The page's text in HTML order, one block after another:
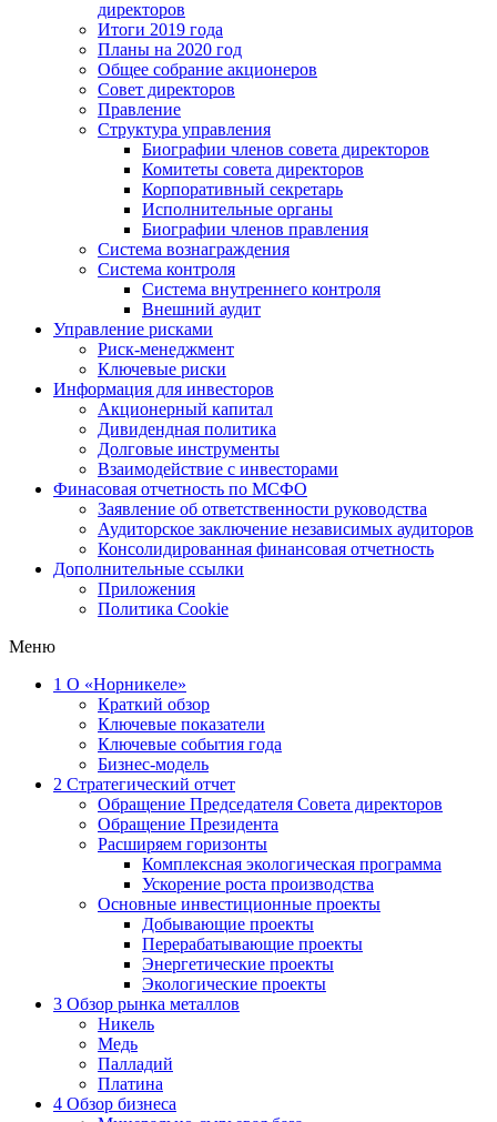
директоров
Итоги 2019 года
Планы на 2020 год
Общее собрание акционеров
Совет директоров
Правление
Структура управления
Биографии членов совета директоров
Комитеты совета директоров
Корпоративный секретарь
Исполнительные органы
Биографии членов правления
Система вознаграждения
Система контроля
Система внутреннего контроля
Внешний аудит
Управление рисками
Риск-менеджмент
Ключевые риски
Информация для инвесторов
Акционерный капитал
Дивидендная политика
Долговые инструменты
Взаимодействие с инвеcторами
Финасовая отчетность по МСФО
Заявление об ответственности руководства
Аудиторское заключение независимых аудиторов
Консолидированная финансовая отчетность
Дополнительные ссылки
Приложения
Политика Cookie
Меню
1 О «Норникеле»
Краткий обзор
Ключевые показатели
Ключевые события года
Бизнес-модель
2 Стратегический отчет
Обращение Председателя Совета директоров
Обращение Президента
Расширяем горизонты
Комплексная экологическая программа
Ускорение роста производства
Основные инвестиционные проекты
Добывающие проекты
Перерабатывающие проекты
Энергетические проекты
Экологические проекты
3 Обзор рынка металлов
Никель
Медь
Палладий
Платина
4 Обзор бизнеса